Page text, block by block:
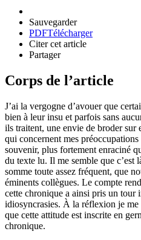
Sauvegarder
PDFTélécharger
Citer cet article
Partager
Corps de l’article
J’ai la vergogne d’avouer que
bien à leur insu et parfois sans
ils traitent, une envie de broder sur
qui concernent mes
souvenir, plus fortement enraciné
du texte lu. Il me semble que c’est
somme toute assez fréquent, que
éminents collègues. Le compte
cette chronique a ainsi pris un tour
idiosyncrasies. À la réflexion je
que cette attitude est inscrite en
chronique.